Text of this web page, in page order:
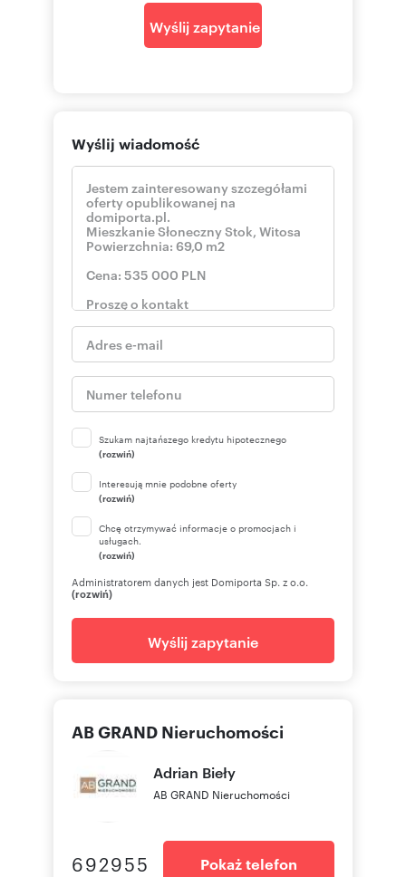
Wyślij zapytanie
Wyślij wiadomość
Szukam najtańszego kredytu hipotecznego
(rozwiń)
Interesują mnie podobne oferty
(rozwiń)
Chcę otrzymywać informacje o promocjach i
usługach.
(rozwiń)
Administratorem danych jest Domiporta Sp. z o.o.
(rozwiń)
Wyślij zapytanie
AB GRAND Nieruchomości
Adrian Bieły
AB GRAND Nieruchomości
692955 Pokaż telefon